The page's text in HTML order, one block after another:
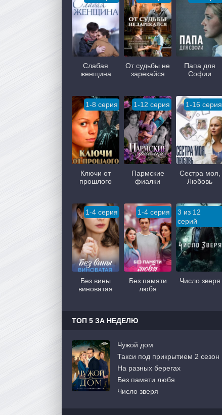
Слабая
женщина
От судьбы не
зарекайся
Папа для
Софии
1-8 серия
Ключи от
прошлого
1-12 серия
Пармские
фиалки
1-16 серия
Сестра моя,
Любовь
1-4 серия
Без вины
виноватая
1-4 серия
Без памяти
любя
3 из 12
серий
Число зверя
ТОП 5 ЗА НЕДЕЛЮ
Чужой дом
Такси под прикрытием 2 сезон
На разных берегах
Без памяти любя
Число зверя